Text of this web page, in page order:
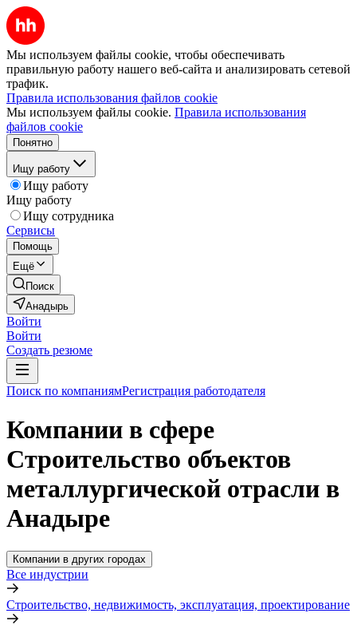
Мы используем файлы cookie, чтобы обеспечивать
правильную работу нашего веб-сайта и анализировать сетевой
трафик.
Правила использования файлов cookie
Мы используем файлы cookie. Правила использования
файлов cookie
Понятно
Ищу работу
Ищу работу
Ищу работу
Ищу сотрудника
Сервисы
Помощь
Ещё
Поиск
Анадырь
Войти
Войти
Создать резюме
Поиск по компаниямРегистрация работодателя
Компании в сфере
Строительство объектов
металлургической отрасли в
Анадыре
Компании в других городах
Все индустрии
Строительство, недвижимость, эксплуатация, проектирование